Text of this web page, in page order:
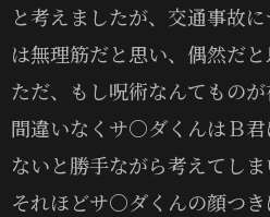
と考えましたが、交通事故
は無理筋だと思い、偶然だと
ただ、もし呪術なんてもの
間違いなくサ〇ダくんはＢ
ないと勝手ながら考えてしま
それほどサ〇ダくんの顔つ